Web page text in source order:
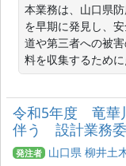
本業務は、山口県
を早期に発見し、
道や第三者への被
料を収集するために
令和5年度 竜華
伴う 設計業務
発注者 山口県 柳井土